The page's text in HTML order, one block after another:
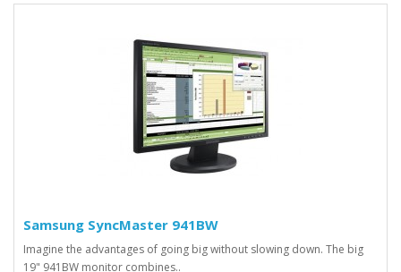
Samsung SyncMaster 941BW
Imagine the advantages of going big without slowing down. The big
19" 941BW monitor combines..